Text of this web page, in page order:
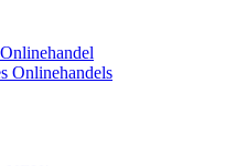
Onlinehandels